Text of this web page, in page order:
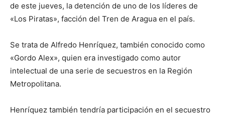
de este jueves, la detención de uno de los líderes de
«Los Piratas», facción del Tren de Aragua en el país.
Se trata de Alfredo Henríquez, también conocido como
«Gordo Alex», quien era investigado como autor
intelectual de una serie de secuestros en la Región
Metropolitana.
Henríquez también tendría participación en el secuestro